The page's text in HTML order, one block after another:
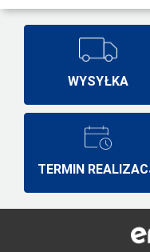
WYSYŁKA
TERMIN